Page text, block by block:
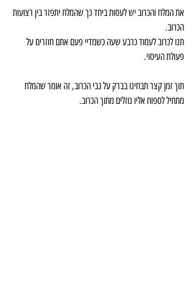
את המלח והכרוב יש לעסות ביחד כך שהמלח יתפזר בין רצועות
הכרוב.
תנו לכרוב לעמוד כרבע שעה כשמדיי פעם אתם חוזרים על
פעולת העיסוי.
תוך זמן קצר תבחינו בברק על גבי הכרוב, זה אומר שהמלח
מתחיל לספוח אליו נוזלים מתוך הכרוב.